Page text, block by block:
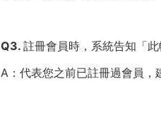
Q3. 註冊會員時，系統告知「此
A：代表您之前已註冊過會員，